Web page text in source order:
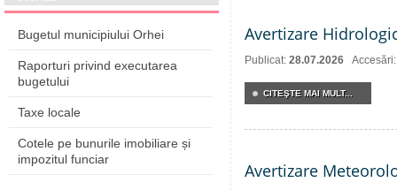
Bugetul municipiului Orhei
Raporturi privind executarea
bugetului
Taxe locale
Cotele pe bunurile imobiliare și
impozitul funciar
Avertizare
Publicat: 28.07.2026
CITEŞTE MAI MULT...
Avertizare